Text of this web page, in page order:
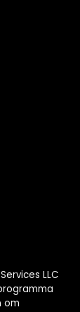
LLC
om